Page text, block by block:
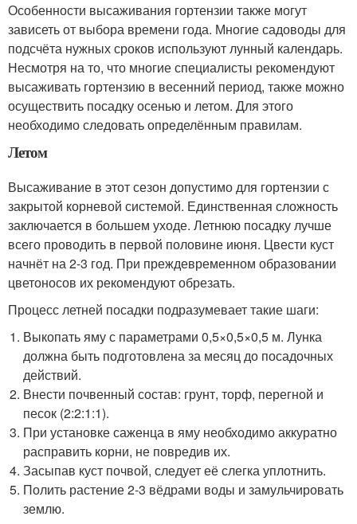
Особенности высаживания гортензии также могут
зависеть от выбора времени года. Многие садоводы для
подсчёта нужных сроков используют лунный календарь.
Несмотря на то, что многие специалисты рекомендуют
высаживать гортензию в весенний период, также можно
осуществить посадку осенью и летом. Для этого
необходимо следовать определённым правилам.
Летом
Высаживание в этот сезон допустимо для гортензии с
закрытой корневой системой. Единственная сложность
заключается в большем уходе. Летнюю посадку лучше
всего проводить в первой половине июня. Цвести куст
начнёт на 2-3 год. При преждевременном образовании
цветоносов их рекомендуют обрезать.
Процесс летней посадки подразумевает такие шаги:
Выкопать яму с параметрами 0,5×0,5×0,5 м. Лунка
должна быть подготовлена за месяц до посадочных
действий.
Внести почвенный состав: грунт, торф, перегной и
песок (2:2:1:1).
При установке саженца в яму необходимо аккуратно
расправить корни, не повредив их.
Засыпав куст почвой, следует её слегка уплотнить.
Полить растение 2-3 вёдрами воды и замульчировать
землю.